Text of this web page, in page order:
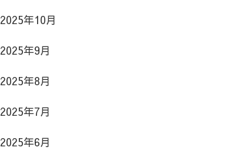
2025年10月
2025年9月
2025年8月
2025年7月
2025年6月